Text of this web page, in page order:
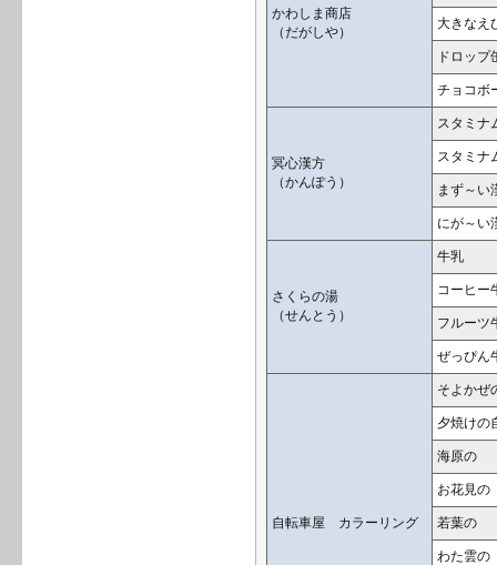
かわしま商店
（だがしや）
大きなえ
ドロップ
チョコボ
冥心漢方
（かんぽう）
スタミナ
スタミナ
まず～い
にが～い
さくらの湯
（せんとう）
牛乳
コーヒー
フルーツ
ぜっぴん
自転車屋 カラーリング
そよかぜ
夕焼けの
海原の
お花見の
若葉の
わた雲の